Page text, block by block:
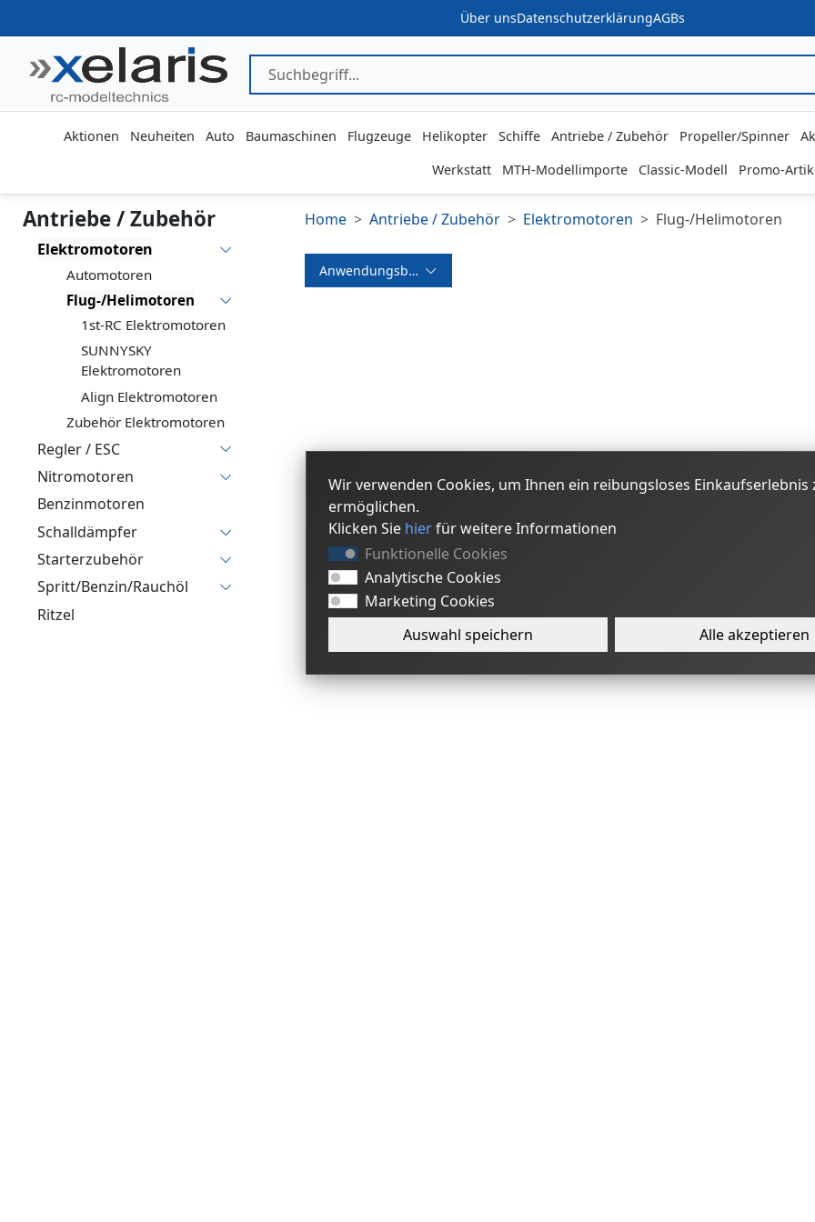
Über unsDatenschutzerklärungAGBs
Aktionen Neuheiten Auto Baumaschinen Flugzeuge Helikopter Schiffe Antriebe / Zubehör Propeller/Spinner
Werkstatt
MTH-Modellimporte Classic-Modell Promo-
Antriebe / Zubehör
Elektromotoren
Automotoren
Flug-/Helimotoren
1st-RC Elektromotoren
SUNNYSKY
Elektromotoren
Align Elektromotoren
Zubehör Elektromotoren
Regler / ESC
Nitromotoren
Benzinmotoren
Schalldämpfer
Starterzubehör
Spritt/Benzin/Rauchöl
Ritzel
Home Antriebe / Zubehör Elektromotoren Flug-/Helimotoren
Anwendungsbereich
Wir verwenden Cookies, um Ihnen ein reibungsloses Einkaufserlebnis
ermöglichen.
Klicken Sie hierfür weitere Informationen
Funktionelle Cookies
Analytische Cookies
Marketing Cookies
Auswahl speichern
Alle akzeptieren